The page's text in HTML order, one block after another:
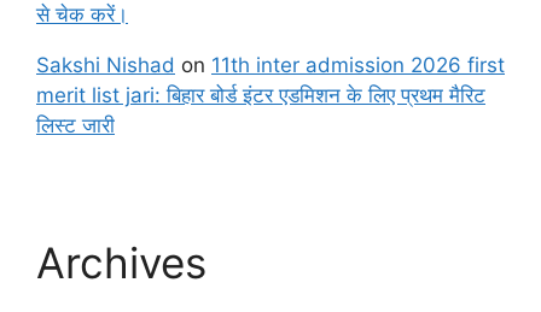
से चेक करें।
Sakshi Nishad on 11th inter admission 2026 first
merit list jari: बिहार बोर्ड इंटर एडमिशन के लिए प्रथम मैरिट
लिस्ट जारी
Archives